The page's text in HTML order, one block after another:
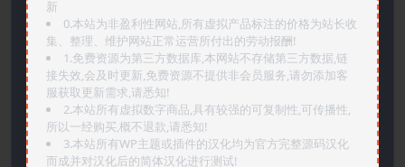
新
0.本站为非盈利性网站,所有虚拟产品标注的价格为站长收
集、整理、维护网站正常运营所付出的劳动报酬!
1.免费资源为第三方数据库,本网站不存储第三方数据,链
接失效,会及时更新,免费资源不提供非会员服务,请勿添加客
服获取更新需求,请悉知!
2.本站所有虚拟数字商品,具有较强的可复制性,可传播性,
所以一经购买,概不退款,请悉知!
3.本站所有WP主题或插件的汉化均为官方完整源码汉化
而成并对汉化后的简体汉化进行测试!